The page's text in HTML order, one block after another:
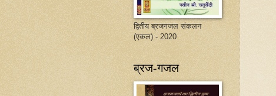
द्वितीय ब्रजगजल संकलन
(एकल) - 2020
ब्रज-गजल